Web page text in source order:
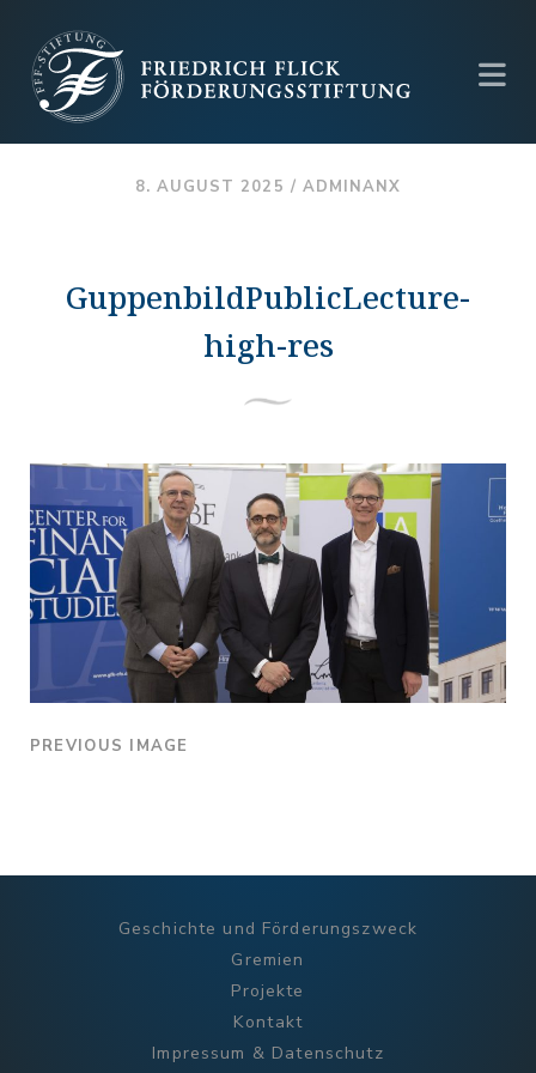
8. AUGUST 2025 / ADMINANX
GuppenbildPublicLecture-
high-res
PREVIOUS IMAGE
Geschichte und Förderungszweck
Gremien
Projekte
Kontakt
Impressum & Datenschutz